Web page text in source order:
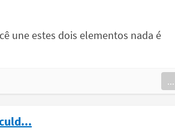
une estes dois elementos nada é
...